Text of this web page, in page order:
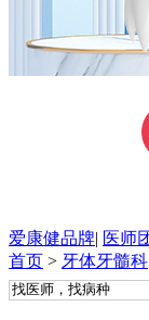
爱康健品牌| 医师
首页 > 牙体牙髓科